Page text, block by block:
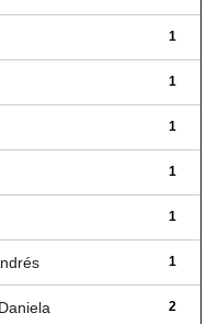
1
1
1
1
1
1
2